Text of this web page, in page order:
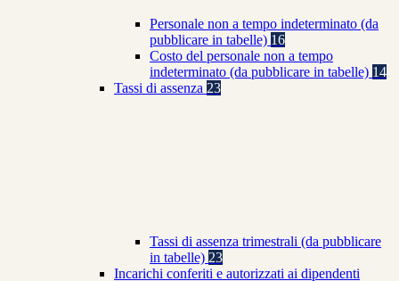
Personale non a tempo indeterminato (da
pubblicare in tabelle) 16
Costo del personale non a tempo
indeterminato (da pubblicare in tabelle) 14
Tassi di assenza 23
Tassi di assenza trimestrali (da pubblicare
in tabelle) 23
Incarichi conferiti e autorizzati ai dipendenti